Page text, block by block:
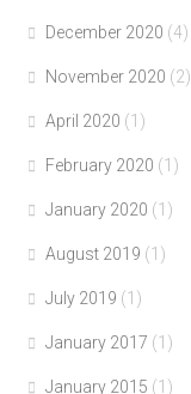
December 2020 (4)
November 2020 (2)
April 2020 (1)
February 2020 (1)
January 2020 (1)
August 2019 (1)
July 2019 (1)
January 2017 (1)
January 2015 (1)